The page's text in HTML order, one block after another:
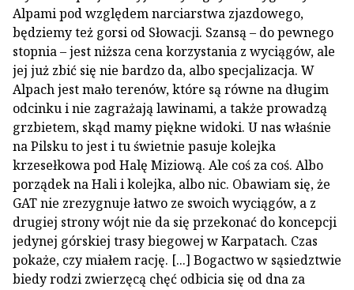
Alpami pod względem narciarstwa zjazdowego,
będziemy też gorsi od Słowacji. Szansą – do pewnego
stopnia – jest niższa cena korzystania z wyciągów, ale
jej już zbić się nie bardzo da, albo specjalizacja. W
Alpach jest mało terenów, które są równe na długim
odcinku i nie zagrażają lawinami, a także prowadzą
grzbietem, skąd mamy piękne widoki. U nas właśnie
na Pilsku to jest i tu świetnie pasuje kolejka
krzesełkowa pod Halę Miziową. Ale coś za coś. Albo
porządek na Hali i kolejka, albo nic. Obawiam się, że
GAT nie zrezygnuje łatwo ze swoich wyciągów, a z
drugiej strony wójt nie da się przekonać do koncepcji
jedynej górskiej trasy biegowej w Karpatach. Czas
pokaże, czy miałem rację. [...] Bogactwo w sąsiedztwie
biedy rodzi zwierzęcą chęć odbicia się od dna za